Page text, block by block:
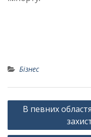
Бізнес
Навігація
В певних